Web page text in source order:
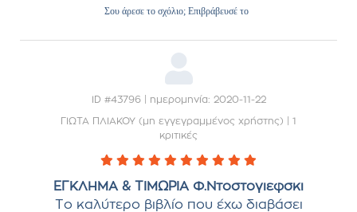
Σου άρεσε το σχόλιο; Επιβράβευσέ το
ID #43796 | ημερομηνία: 2020-11-22
ΓΙΩΤΑ ΠΛΙΑΚΟΥ (μη εγγεγραμμένος χρήστης)
1
κριτικές
ΕΓΚΛΗΜΑ & ΤΙΜΩΡΙΑ Φ.Ντοστογιεφσκι
Το καλύτερο βιβλίο που έχω διαβάσει